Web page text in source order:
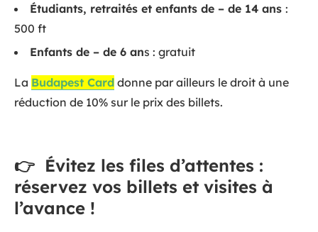
Étudiants, retraités et enfants de – de 14 ans :
500 ft
Enfants de – de 6 ans : gratuit
La Budapest Card donne par ailleurs le droit à une
réduction de 10% sur le prix des billets.
👉 Évitez les files d’attentes :
réservez vos billets et visites à
l’avance !